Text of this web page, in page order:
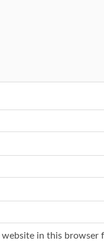
website in this